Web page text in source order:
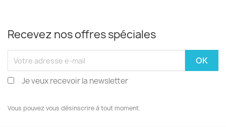
Recevez nos offres spéciales
Je veux recevoir la newsletter
Vous pouvez vous désinscrire à tout moment.